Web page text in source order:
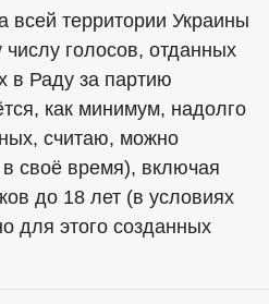
всей территории Украины
голосов, отданных
в Раду за партию
как минимум, надолго
считаю, можно
своё время), включая
до 18 лет (в условиях
для этого созданных